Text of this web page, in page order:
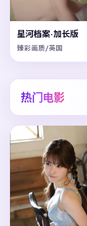
星河档案·加长版
臻彩画质/英国
热门电影